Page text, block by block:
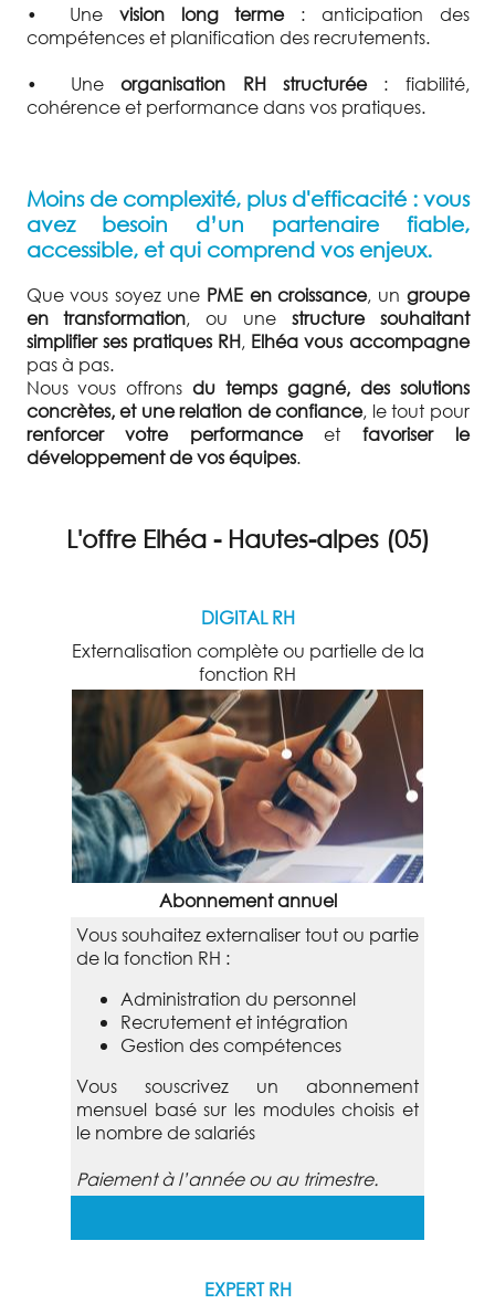
•
Une vision long terme: anticipation des
compétences et planification des recrutements.
•
Uneorganisation RH structurée : fiabilité,
cohérence et performance dans vos pratiques.
Moins de complexité, plus d'efficacité : vous
avez besoin d’un partenaire fiable,
accessible, et qui comprend vos enjeux.
Que vous soyez une PME en croissance, un groupe
en transformation, ou une structure souhaitant
simplifier ses pratiques RH, Elhéa vous accompagne
pas à pas.
Nous vous offronsdu temps gagné, des solutions
concrètes, et une relation de confiance, le tout pour
renforcer votre performanceet favoriser le
développement de vos équipes.
L'offre Elhéa - Hautes-alpes (05)
DIGITAL RH
Externalisation complète ou partielle de la
fonction RH
Abonnement annuel
Vous souhaitez externaliser tout ou partie
de la fonction RH :
Administration du personnel
Recrutement et intégration
Gestion des compétences
Vous souscrivez un abonnement
mensuel basé sur les modules choisis et
le nombre de salariés
Paiement à l’année ou au trimestre.
EXPERT RH